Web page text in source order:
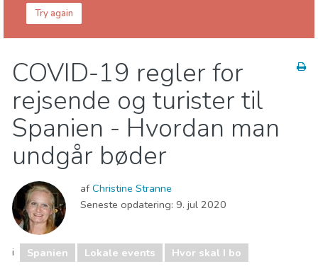
Try again
Børn og familie
Hvor skal I bo
Lokale events
Mad & Restauranter
Museum & Kunst
Natteliv & Barer
Natur og udeliv
Sport og adventure
Strande
COVID-19 regler for
rejsende og turister til
Spanien - Hvordan man
undgår bøder
afChristine Stranne
Seneste opdatering: 9. jul 2020
i Spanien Lokale events Hvor skal I bo